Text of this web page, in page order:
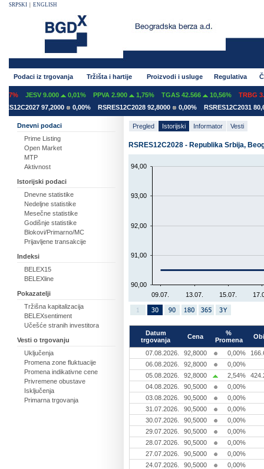
SRPSKI ENGLISH
Podaci iz trgovanja Tržišta i hartije Proizvodi i usluge Regulativa
JESV 9.000 0,01% PPVA 2.900 1,75% TGAS 42.566 10,56%
TRBG
97,2000
0,00% RSRES12C2028 92,8000 0,00% RSRES12C2031
Dnevni podaci
Prime Listing
Open Market
MTP
Aktivnost
Istorijski podaci
Dnevne statistike
Nedeljne statistike
Mesečne statistike
Godišnje statistike
Blokovi/Primarno/MC
Prijavljene transakcije
Indeksi
BELEX15
BELEXline
Pokazatelji
Tržišna kapitalizacija
BELEXsentiment
Učešće stranih investitora
Vesti o trgovanju
Uključenja
Promena zone fluktuacije
Promena indikativne cene
Privremene obustave
Isključenja
Primarna trgovanja
Pregled Istorijski Informator Vesti
RSRES12C2028 - Republika Srbija,
09.07. 13.07. 15.07.
90,00
91,00
92,00
93,00
94,00
Datum
trgovanja
Cena
%
Promena
07.08.2026. 92,8000 0,00%
06.08.2026.
92,8000
0,00%
05.08.2026.
92,8000 2,54%
04.08.2026.
90,5000
0,00%
03.08.2026.
90,5000
0,00%
31.07.2026.
90,5000
0,00%
30.07.2026.
90,5000
0,00%
29.07.2026.
90,5000
0,00%
28.07.2026.
90,5000
0,00%
27.07.2026.
90,5000
0,00%
24.07.2026.
90,5000
0,00%